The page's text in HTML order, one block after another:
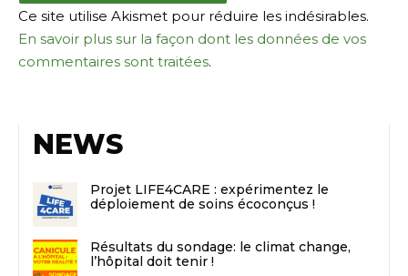
Ce site utilise Akismet pour réduire les indésirables.
En savoir plus sur la façon dont les données de vos
commentaires sont traitées.
NEWS
Projet LIFE4CARE : expérimentez le
déploiement de soins écoconçus !
Résultats du sondage: le climat change,
l’hôpital doit tenir !